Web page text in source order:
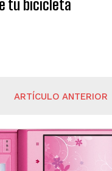
tu bicicleta
ARTÍCULO ANTERIOR